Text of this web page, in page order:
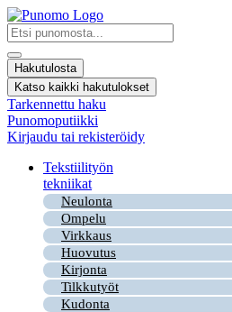
Mene
sisältöön
Search
...
Hakutulosta
Katso kaikki hakutulokset
Tarkennettu haku
Punomoputiikki
Kirjaudu tai rekisteröidy
Tekstiilityön
tekniikat
Neulonta
Ompelu
Virkkaus
Huovutus
Kirjonta
Tilkkutyöt
Kudonta